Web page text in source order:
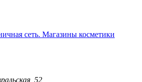
сеть. Магазины косметики
52